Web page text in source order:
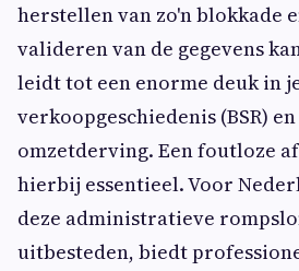
herstellen van zo'n blokkade
valideren van de gegevens
leidt tot een enorme deuk in
verkoopgeschiedenis (BSR)
omzetderving. Een foutloze
hierbij essentieel. Voor
deze administratieve
uitbesteden, biedt